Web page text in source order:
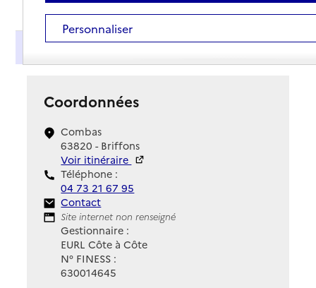
Présentation
Coordonnées
Combas
63820 - Briffons
Voir itinéraire
Téléphone :
04 73 21 67 95
Contact
Contact
Site Internet
Site internet non renseigné
Gestionnaire :
EURL Côte à Côte
N° FINESS :
630014645
Personnaliser